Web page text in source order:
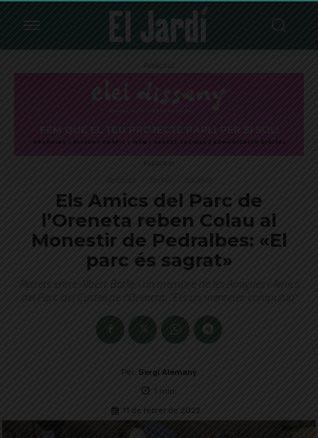
Publicitat
Publicitat
Els Amics del Parc de
l’Oreneta reben Colau al
Monestir de Pedralbes: «El
parc és sagrat»
Retrets entre Albert Batlle i un membre de les Amigues i Amics
del Parc del Castell de l'Oreneta: "Ets un mentider compulsiu"
Per Sergi Alemany
1 min.
11 de febrer de 2022